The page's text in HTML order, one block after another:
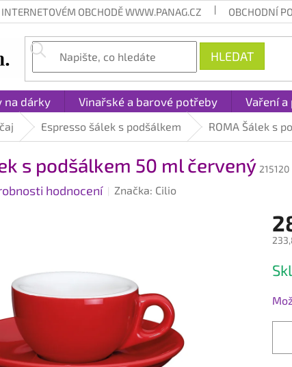
INTERNETOVÉM OBCHODĚ WWW.PANAG.CZ OBCHODNÍ
HLEDAT
na dárky Vinařské a barové potřeby Vaření a
Espresso šálek s podšálkem ROMA Šálek s
s podšálkem 50 ml červený 215120
hodnocení Značka: Cilio